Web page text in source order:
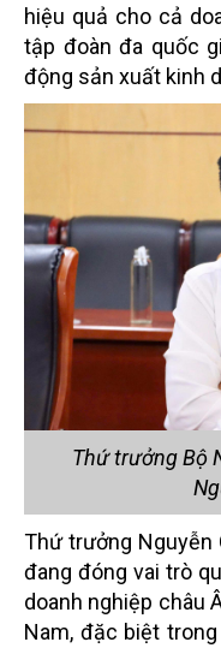
hiệu quả cho cả
tập đoàn đa quốc
động sản xuất kinh
Thứ trưởng Bộ
Thứ trưởng Nguyễn
đang đóng vai trò
doanh nghiệp châu
Nam, đặc biệt